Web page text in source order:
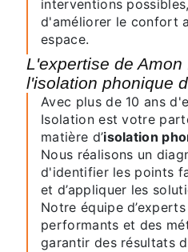
interventions
d'améliorer le confort
espace.
L'expertise de Amon Isolation dans
l'isolation phonique
Avec plus de 10 ans d'expérience, Amon
Isolation est votre
matière d’isolation
Nous réalisons un
d'identifier les points
et d’appliquer les
Notre équipe
performants et des
garantir des résultats